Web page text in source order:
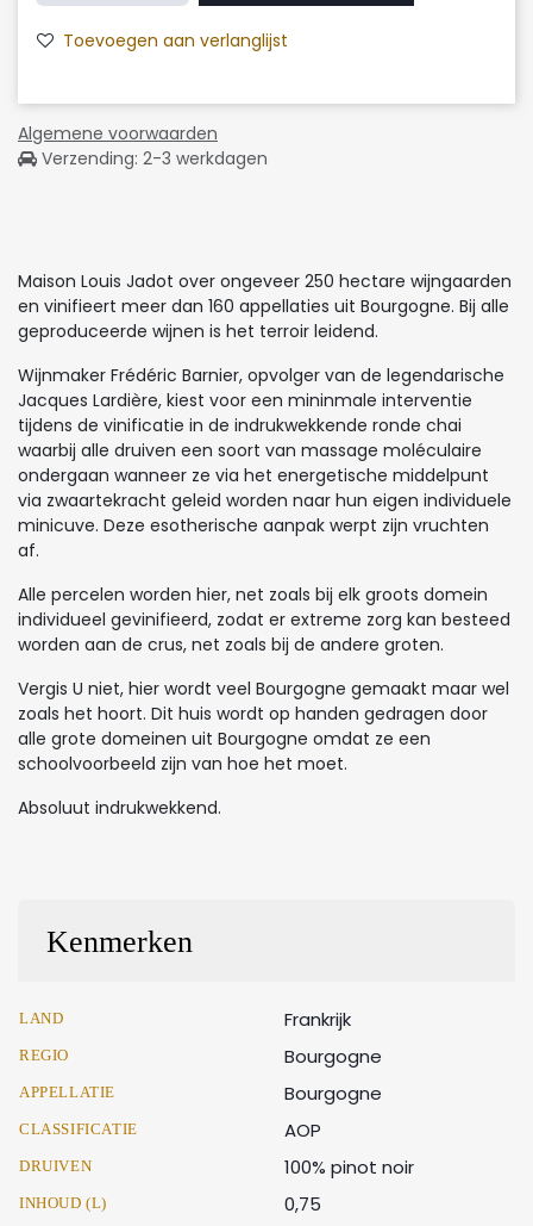
Toevoegen aan verlanglijst
Algemene voorwaarden
Verzending: 2-3 werkdagen
Maison Louis Jadot over ongeveer 250 hectare wijngaarden
en vinifieert meer dan 160 appellaties uit Bourgogne. Bij alle
geproduceerde wijnen is het terroir leidend.
Wijnmaker Frédéric Barnier, opvolger van de legendarische
Jacques Lardière, kiest voor een mininmale interventie
tijdens de vinificatie in de indrukwekkende ronde chai
waarbij alle druiven een soort van massage moléculaire
ondergaan wanneer ze via het energetische middelpunt
via zwaartekracht geleid worden naar hun eigen individuele
minicuve. Deze esotherische aanpak werpt zijn vruchten
af.
Alle percelen worden hier, net zoals bij elk groots domein
individueel gevinifieerd, zodat er extreme zorg kan besteed
worden aan de crus, net zoals bij de andere groten.
Vergis U niet, hier wordt veel Bourgogne gemaakt maar wel
zoals het hoort. Dit huis wordt op handen gedragen door
alle grote domeinen uit Bourgogne omdat ze een
schoolvoorbeeld zijn van hoe het moet.
Absoluut indrukwekkend.
Kenmerken
LAND Frankrijk
REGIO Bourgogne
APPELLATIE Bourgogne
CLASSIFICATIE AOP
DRUIVEN 100% pinot noir
INHOUD (L) 0,75